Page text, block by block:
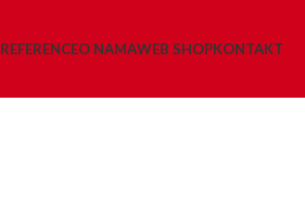
REFERENCEO NAMAWEB SHOPKONTAKT